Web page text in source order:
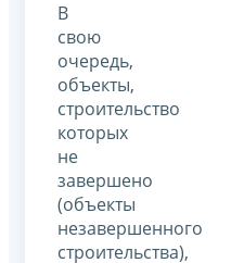
В
свою
очередь,
объекты,
строительство
которых
не
завершено
(объекты
незавершенного
строительства),